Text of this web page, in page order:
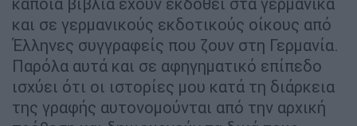
και σε γερμανικούς εκδοτικούς οίκους από
Έλληνες συγγραφείς που ζουν στη Γερμανία.
Παρόλα αυτά και σε αφηγηματικό επίπεδο
ισχύει ότι οι ιστορίες μου κατά τη διάρκεια
της γραφής αυτονομούνται από την αρχική